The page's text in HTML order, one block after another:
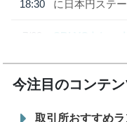
18:30
に日本円ステ
7/29
SBI VCトレー
今注目のコンテ
取引所おすすめ